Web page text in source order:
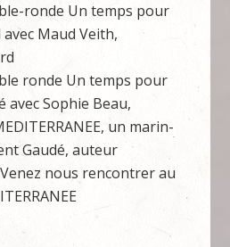
ronde Un temps pour
Maud Veith,
ronde Un temps pour
Sophie Beau,
un marin-
Gaudé, auteur
nous rencontrer au